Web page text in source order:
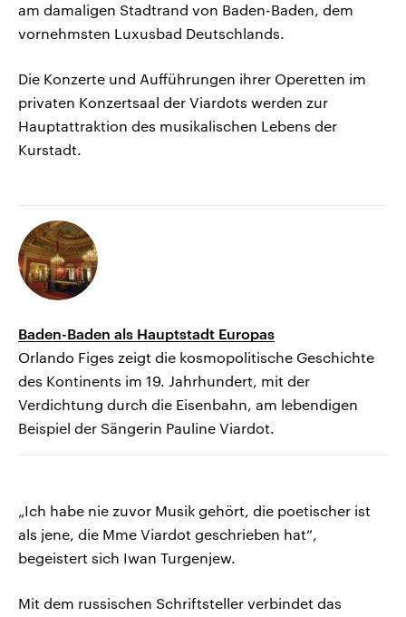
am damaligen Stadtrand von Baden-Baden, dem
vornehmsten Luxusbad Deutschlands.
Die Konzerte und Aufführungen ihrer Operetten im
privaten Konzertsaal der Viardots werden zur
Hauptattraktion des musikalischen Lebens der
Kurstadt.
Baden-Baden als Hauptstadt Europas
Orlando Figes zeigt die kosmopolitische Geschichte
des Kontinents im 19. Jahrhundert, mit der
Verdichtung durch die Eisenbahn, am lebendigen
Beispiel der Sängerin Pauline Viardot.
„Ich habe nie zuvor Musik gehört, die poetischer ist
als jene, die Mme Viardot geschrieben hat“,
begeistert sich Iwan Turgenjew.
Mit dem russischen Schriftsteller verbindet das